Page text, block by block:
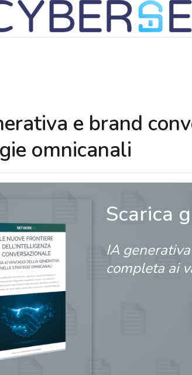
e brand
omnicanali
Scarica
IA
completa ai